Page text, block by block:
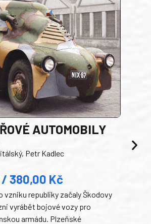
AUTOMOBILY
Petr Kadlec
380,00 Kč
vzniku republiky začaly Škodovy
vyrábět bojové vozy pro
armádu. Plzeňské